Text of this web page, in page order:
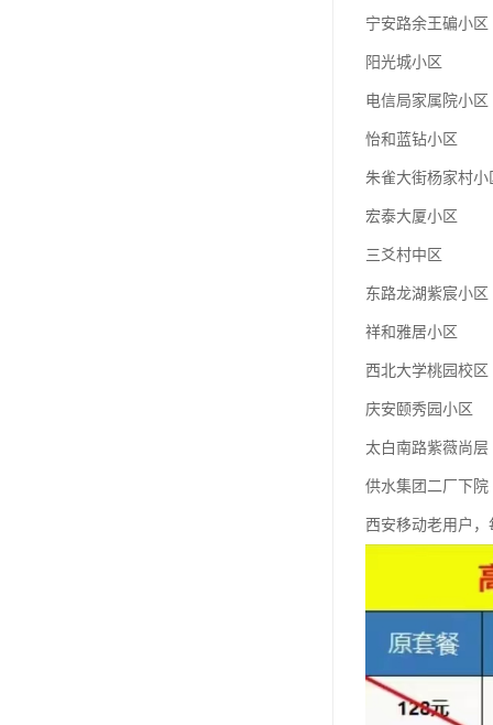
宁安路余王碥小区
阳光城小区
电信局家属院小区
怡和蓝钻小区
朱雀大街杨家村小
宏泰大厦小区
三爻村中区
东路龙湖紫宸小区
祥和雅居小区
西北大学桃园校区
庆安颐秀园小区
太白南路紫薇尚层
供水集团二厂下院
西安移动老用户